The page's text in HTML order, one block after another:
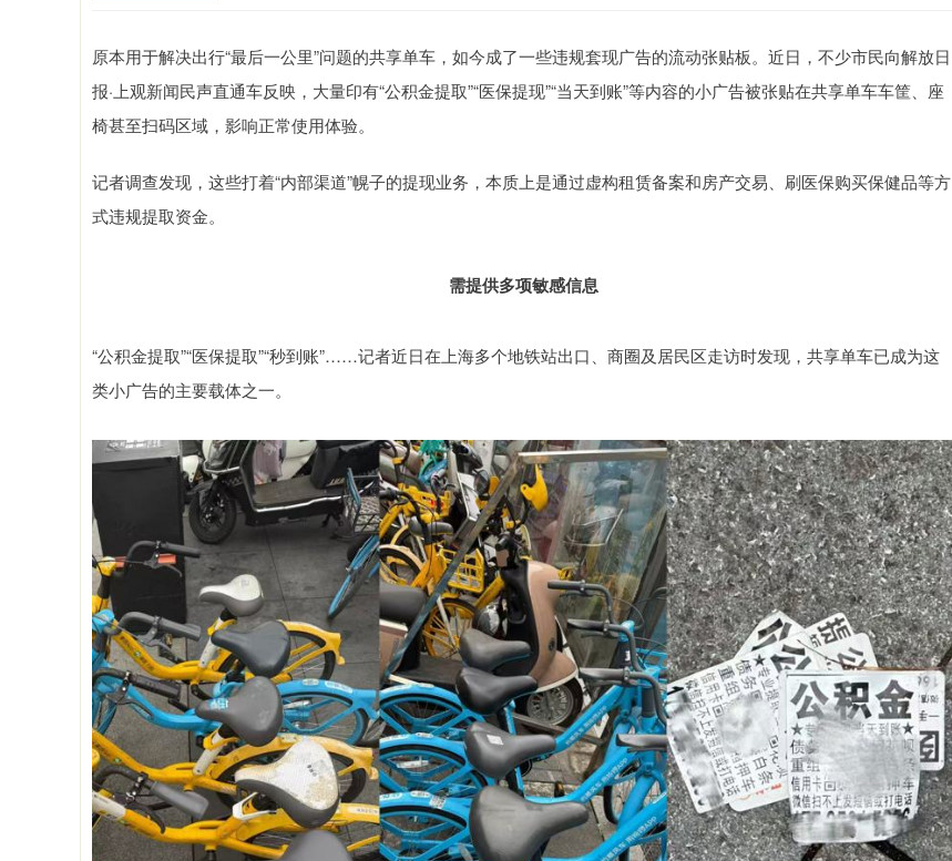
原本用于解决出行“最后一公里”问题的共享单车，如今成了一些违规套现广告的流动张贴板。近日，不少市民向解放日
报·上观新闻民声直通车反映，大量印有“公积金提取”“医保提现”“当天到账”等内容的小广告被张贴在共享单车车筐、座
椅甚至扫码区域，影响正常使用体验。
记者调查发现，这些打着“内部渠道”幌子的提现业务，本质上是通过虚构租赁备案和房产交易、刷医保购买保健品等方
式违规提取资金。
需提供多项敏感信息
“公积金提取”“医保提取”“秒到账”……记者近日在上海多个地铁站出口、商圈及居民区走访时发现，共享单车已成为这
类小广告的主要载体之一。